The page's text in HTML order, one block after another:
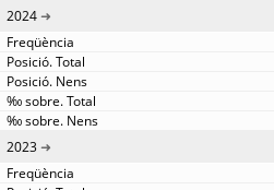
2024
2023